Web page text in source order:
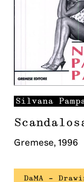
Silvana
Gremese, 1996
DaMA –